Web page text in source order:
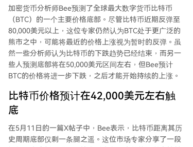
上升通道。在触及约97,855美元的高点后，比特币
再次暴跌，于2026年2月左右跌至59,900美元，许
多人认为这是周期最终底部。此后比特币震荡反
弹，近期突破83,000美元后被拒绝。Bee预测，比
特币下一步可能暴跌至约43,035美元，较当前79,0
00美元以上的价格下跌超过45%。 Bee指出，熊市
周期通常持续365天，而当前熊市仅进行了217
底部后，市场才会重启并开始持续复苏，有望在20
27年回升至100,000美元。他强调，尽管近期价格
上涨且市场情绪有所转变，但比特币的市场结构仍
然严重看跌。
加密货币分析师Bee预测了全球最大数字货币比特币
（BTC）的一个主要价格底部。尽管比特币近期反弹至
80,000美元以上 ，这位专家仍然认为BTC处于更广泛的
熊市之中，可能将最近的价格上涨视为暂时的反弹。虽
然一些分析师认为 比特币的下跌趋势已经结束 ，而另一
些人预测底部将在50,000美元区间左右，但Bee预计
BTC的价格将进一步下跌，之后才能开始持续的上涨。
比特币价格预计在42,000美元左右触
底
在5月11日的一篇X帖子中，Bee表示 ，比特币距离其历
史周期底部仅剩一条腿之遥。这位市场专家分享了一段